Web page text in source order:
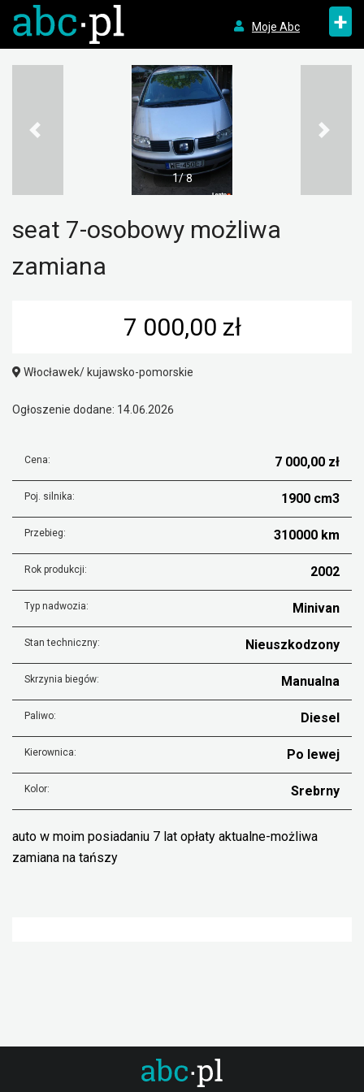
Moje Abc +
1/ 8
seat 7-osobowy możliwa
zamiana
7 000,00 zł
Włocławek/ kujawsko-pomorskie
Ogłoszenie dodane: 14.06.2026
Cena: 7 000,00 zł
Poj. silnika: 1900 cm3
Przebieg: 310000 km
Rok produkcji: 2002
Typ nadwozia: Minivan
Stan techniczny: Nieuszkodzony
Skrzynia biegów: Manualna
Paliwo: Diesel
Kierownica: Po lewej
Kolor: Srebrny
auto w moim posiadaniu 7 lat opłaty aktualne-możliwa
zamiana na tańszy